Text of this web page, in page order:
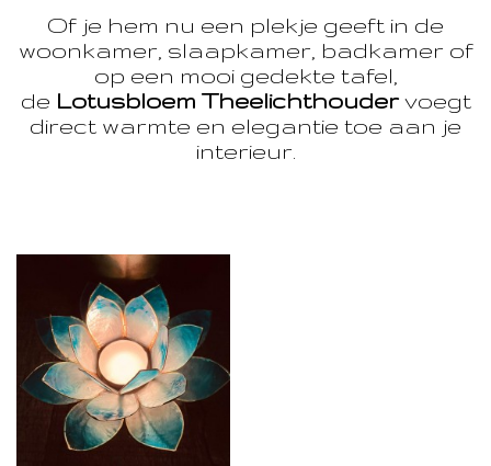
Of je hem nu een plekje geeft in de
woonkamer, slaapkamer, badkamer of
op een mooi gedekte tafel,
de Lotusbloem Theelichthoudervoegt
direct warmte en elegantie toe aan je
interieur.